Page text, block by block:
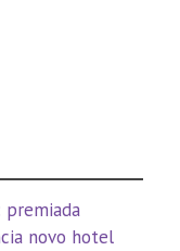
premiada
novo hotel